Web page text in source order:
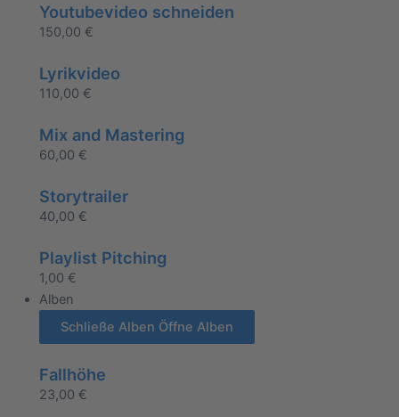
Youtubevideo schneiden
150,00 €
Lyrikvideo
110,00 €
Mix and Mastering
60,00 €
Storytrailer
40,00 €
Playlist Pitching
1,00 €
Alben
Schließe Alben Öffne Alben
Fallhöhe
23,00 €